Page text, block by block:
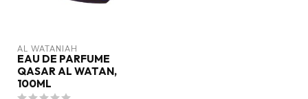
AL WATANIAH
EAU DE PARFUME
QASAR AL WATAN,
100ML